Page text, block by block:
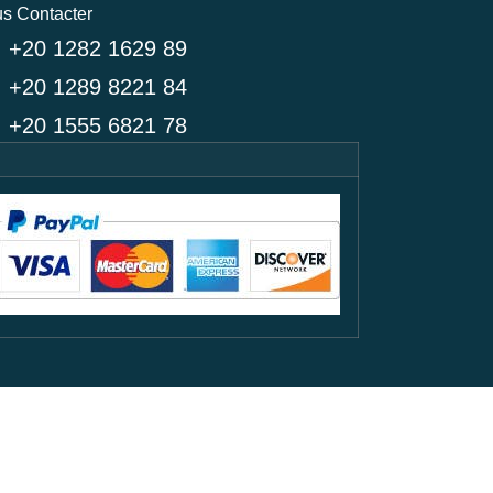
Contacter
+20 1282 1629 89
+20 1289 8221 84
+20 1555 6821 78